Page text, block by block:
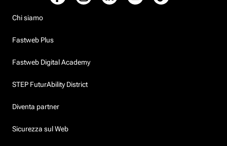
Chi siamo
Fastweb Plus
Fastweb Digital Academy
STEP FuturAbility District
Diventa partner
Sicurezza sul Web